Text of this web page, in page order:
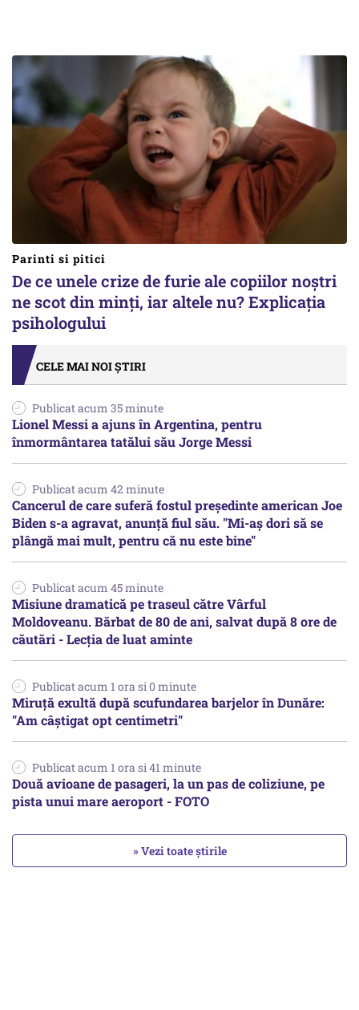
Parinti si pitici
De ce unele crize de furie ale copiilor noștri
ne scot din minți, iar altele nu? Explicația
psihologului
CELE MAI NOI ȘTIRI
Publicat acum 35 minute
Lionel Messi a ajuns în Argentina, pentru
înmormântarea tatălui său Jorge Messi
Publicat acum 42 minute
Cancerul de care suferă fostul preşedinte american Joe
Biden s-a agravat, anunță fiul său. "Mi-aș dori să se
plângă mai mult, pentru că nu este bine"
Publicat acum 45 minute
Misiune dramatică pe traseul către Vârful
Moldoveanu. Bărbat de 80 de ani, salvat după 8 ore de
căutări - Lecția de luat aminte
Publicat acum 1 ora si 0 minute
Miruță exultă după scufundarea barjelor în Dunăre:
"Am câștigat opt centimetri"
Publicat acum 1 ora si 41 minute
Două avioane de pasageri, la un pas de coliziune, pe
pista unui mare aeroport - FOTO
» Vezi toate știrile